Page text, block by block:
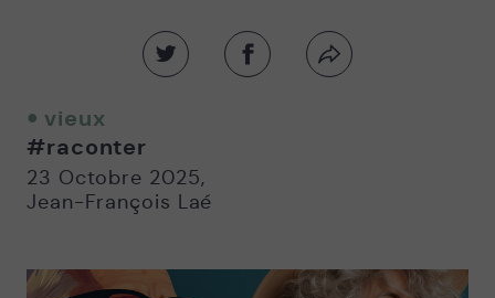
Partager
fenêtre
Partager
Partager
vieux
#raconter
23 Octobre 2025,
Jean-François Laé